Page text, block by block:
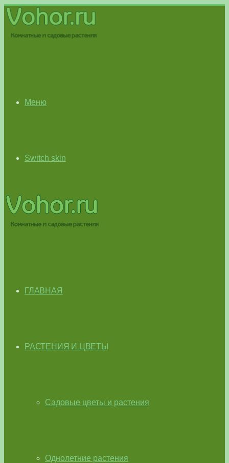
Меню
Switch skin
ГЛАВНАЯ
РАСТЕНИЯ И ЦВЕТЫ
Садовые цветы и растения
Однолетние растения